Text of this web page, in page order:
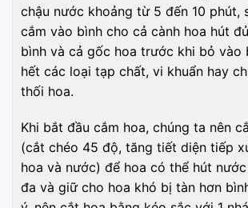
chậu nước khoảng từ 5 đến 10 phút,
cắm vào bình cho cả cành hoa hút
bình và cả gốc hoa trước khi bỏ vào
hết các loại tạp chất, vi khuẩn hay
thối hoa.
Khi bắt đầu cắm hoa, chúng ta nên
(cắt chéo 45 độ, tăng tiết diện tiếp
hoa và nước) để hoa có thể hút
đa và giữ cho hoa khó bị tàn hơn